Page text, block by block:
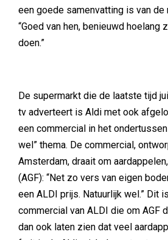
een goede samenvatting is van
“Goed van hen, benieuwd hoelang
doen.”
De supermarkt die de laatste tijd
tv adverteert is Aldi met ook
een commercial in het
wel” thema. De commercial,
Amsterdam, draait om
(AGF): “Net zo vers van eigen
een ALDI prijs. Natuurlijk wel.” Dit
commercial van ALDI die om AGF
dan ook laten zien dat veel